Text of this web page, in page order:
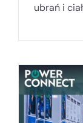
ubrań i